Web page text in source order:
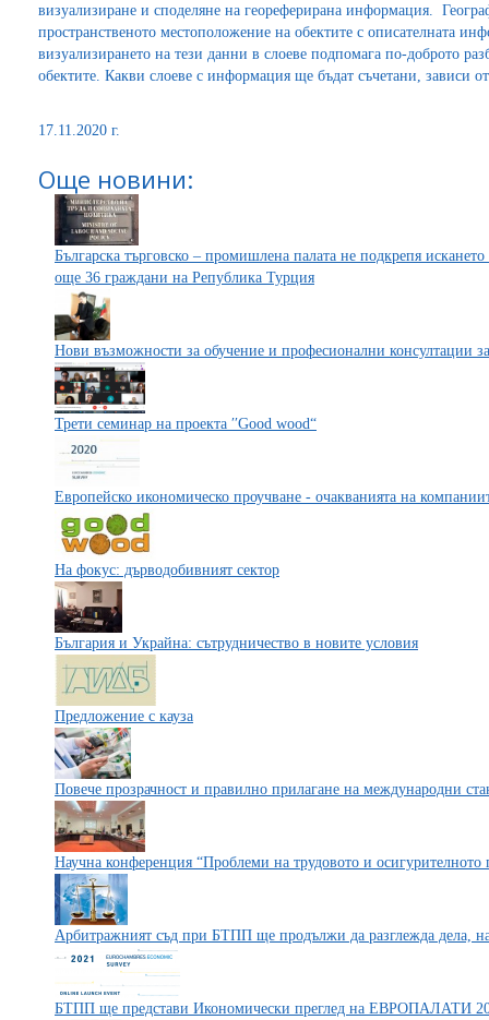
визуализиране и споделяне на геореферирана информация.
пространственото местоположение на обектите с описателната
визуализирането на тези данни в слоеве подпомага по-доброто
обектите. Какви слоеве с информация ще бъдат съчетани, зависи
17.11.2020 г.
Още новини:
Българска търговско – промишлена палата не подкрепя
още 36 граждани на Република Турция
Нови възможности за обучение и професионални консултации
Трети семинар на проекта ′′Good wood“
Европейско икономическо проучване - очакванията на
На фокус: дърводобивният сектор
България и Украйна: сътрудничество в новите условия
Предложение с кауза
Повече прозрачност и правилно прилагане на международни
Научна конференция “Проблеми на трудовото и осигурителното
Арбитражният съд при БТПП ще продължи да разглежда дела,
БТПП ще представи Икономически преглед на ЕВРОПАЛАТИ